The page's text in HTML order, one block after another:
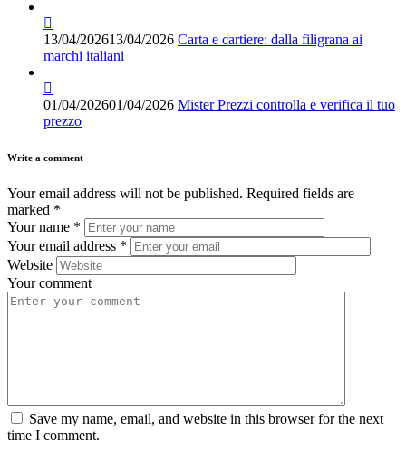
13/04/202613/04/2026 Carta e cartiere: dalla filigrana ai
marchi italiani
01/04/202601/04/2026 Mister Prezzi controlla e verifica il tuo
prezzo
Write a comment
Your email address will not be published. Required fields are
marked *
Your name *
Your email address *
Website
Your comment
Save my name, email, and website in this browser for the next
time I comment.